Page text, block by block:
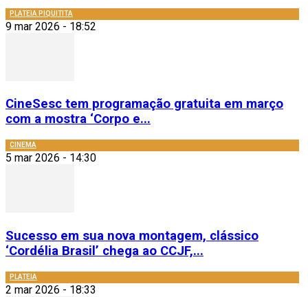
PLATEIA PIQUITITA
9 mar 2026 - 18:52
CineSesc tem programação gratuita em março
com a mostra ‘Corpo e...
CINEMA
5 mar 2026 - 14:30
Sucesso em sua nova montagem, clássico
‘Cordélia Brasil’ chega ao CCJF,...
PLATEIA
2 mar 2026 - 18:33